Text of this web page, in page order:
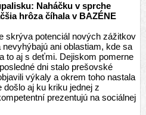
Naháčku v sprche
hrôza číhala v BAZÉNE
skrýva potenciál nových zážitkov
ani oblastiam, kde sa
to aj s deťmi. Dejiskom pomerne
dni stalo prešovské
výkaly a okrem toho nastala
došlo aj ku kriku jednej z
prezentujú na sociálnej